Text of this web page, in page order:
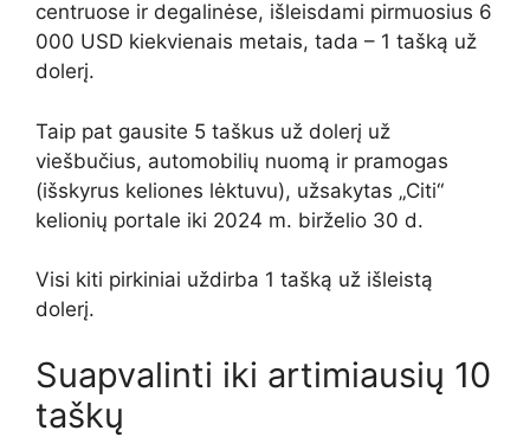
centruose ir degalinėse, išleisdami pirmuosius 6
000 USD kiekvienais metais, tada – 1 tašką už
dolerį.
Taip pat gausite 5 taškus už dolerį už
viešbučius, automobilių nuomą ir pramogas
(išskyrus keliones lėktuvu), užsakytas „Citi“
kelionių portale iki 2024 m. birželio 30 d.
Visi kiti pirkiniai uždirba 1 tašką už išleistą
dolerį.
Suapvalinti iki artimiausių 10
taškų